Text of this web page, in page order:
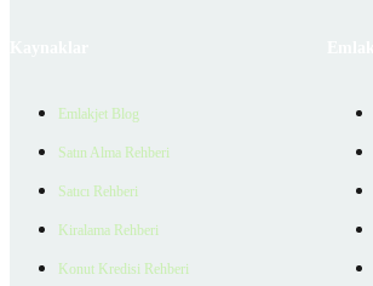
Emlakjet Blog
Satın Alma Rehberi
Satıcı Rehberi
Kiralama Rehberi
Konut Kredisi Rehberi